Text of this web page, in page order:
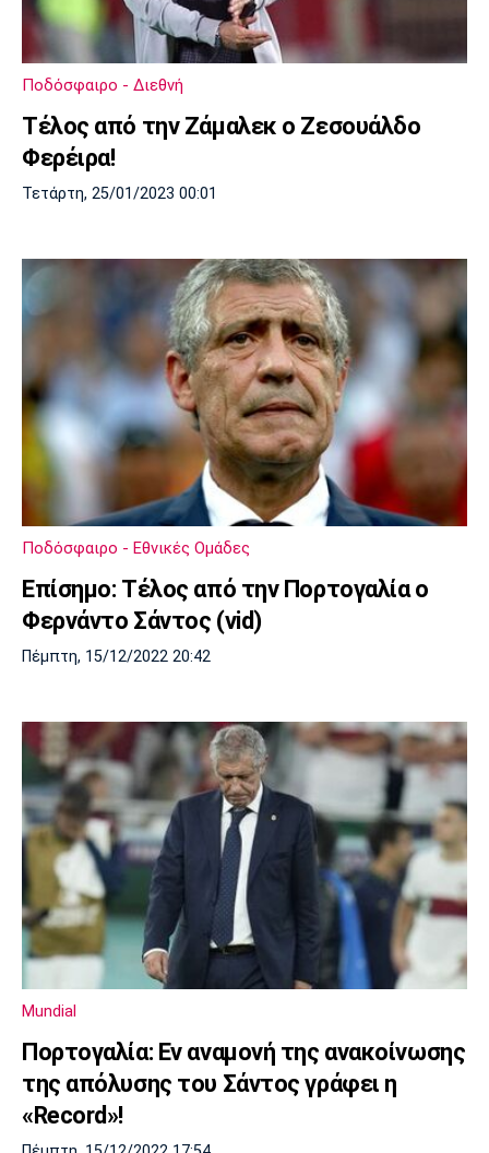
Ποδόσφαιρο - Διεθνή
Tέλος από την Ζάμαλεκ ο Ζεσουάλδο
Φερέιρα!
Τετάρτη, 25/01/2023 00:01
Ποδόσφαιρο - Εθνικές Ομάδες
Επίσημο: Τέλος από την Πορτογαλία ο
Φερνάντο Σάντος (vid)
Πέμπτη, 15/12/2022 20:42
Mundial
Πορτογαλία: Εν αναμονή της ανακοίνωσης
της απόλυσης του Σάντος γράφει η
«Record»!